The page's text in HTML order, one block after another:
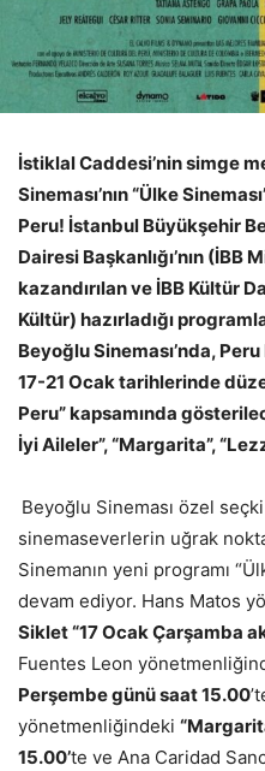
İstiklal Caddesi’nin simge
Sineması’nın “Ülke
Peru! İstanbul Büyükşehir
Dairesi Başkanlığı’nın
kazandırılan ve İBB Kültür
Kültür) hazırladığı
Beyoğlu Sineması’nda,
17-21 Ocak tarihlerinde
Peru” kapsamında
İyi Aileler”, “Margarita”,
Beyoğlu Sineması özel
sinemaseverlerin uğrak
Sinemanın yeni programı
devam ediyor. Hans Matos
Siklet “17 Ocak Çarşamba
Fuentes Leon
Perşembe günü saat 15.00
yönetmenliğindeki
15.00’te ve Ana Caridad